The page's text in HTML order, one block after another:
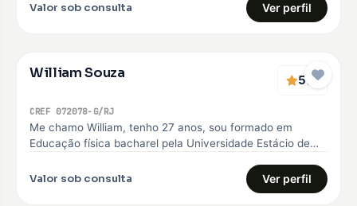
Valor sob consulta Ver perfil
William Souza 5(1)
CREF 072078-G/RJ
Me chamo William, tenho 27 anos, sou formado em
Educação física bacharel pela Universidade Estácio de
Valor sob consulta Ver perfil